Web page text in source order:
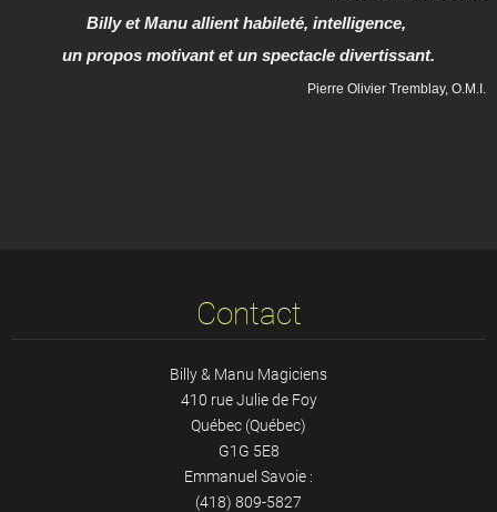
Billy et Manu allient habileté, intelligence,
un propos motivant et un spectacle divertissant.
Pierre Olivier Tremblay, O.M.I.
Contact
Billy & Manu Magiciens
410 rue Julie de Foy
Québec (Québec)
G1G 5E8
Emmanuel Savoie :
(418) 809-5827